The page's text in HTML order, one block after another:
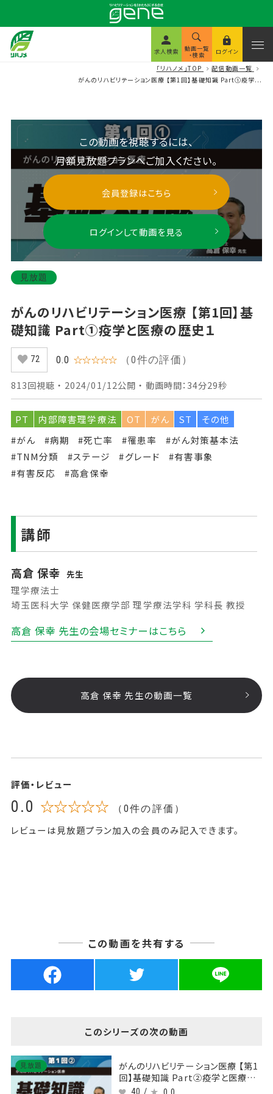
求人検索 動画一覧
・検索 ログイン
「リハノメ」TOP
配信動画一覧
がんのリハビリテーション医療 【第1回】基礎知識 Part①疫学...
この動画を視聴するには、
月額見放題プランへご加入ください。
会員登録はこちら
ログインして動画を見る
見放題
がんのリハビリテーション医療 【第1回】基
礎知識 Part①疫学と医療の歴史１
72 0.0 ☆☆☆☆☆ （0件の評価）
813回視聴 ・ 2024/01/12公開 ・ 動画時間：34分29秒
PT 内部障害理学療法 OT がん ST
その他
#がん
#病期 #死亡率 #罹患率
#がん対策基本法
#TNM分類
#ステージ #グレード
#有害事象
#有害反応
#高倉保幸
講師
高倉 保幸 先生
理学療法士
埼玉医科大学 保健医療学部 理学療法学科 学科長 教授
高倉 保幸 先生の会場セミナーはこちら
高倉 保幸 先生の動画一覧
評価・レビュー
0.0 ☆☆☆☆☆ （0件の評価）
レビューは見放題プラン加入の会員のみ記入できます。
この動画を共有する
このシリーズの次の動画
見放題
がんのリハビリテーション医療 【第1
回】基礎知識 Part②疫学と医療の
歴史２
40 /